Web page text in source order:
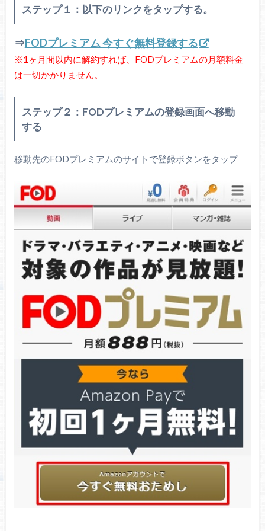
ステップ１：以下のリンクをタップする。
⇒FODプレミアム 今すぐ無料登録する
※1ヶ月間以内に解約すれば、FODプレミアムの月額料金
は一切かかりません。
ステップ２：FODプレミアムの登録画面へ移動
する
移動先のFODプレミアムのサイトで登録ボタンをタップ